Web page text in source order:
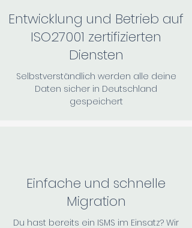
Entwicklung und Betrieb auf
ISO27001 zertifizierten
Diensten
Selbstverständlich werden alle deine
Daten sicher in Deutschland
gespeichert
Einfache und schnelle
Migration
Du hast bereits ein ISMS im Einsatz? Wir